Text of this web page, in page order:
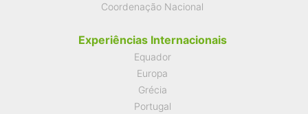
Coordenação Nacional
Experiências Internacionais
Equador
Europa
Grécia
Portugal